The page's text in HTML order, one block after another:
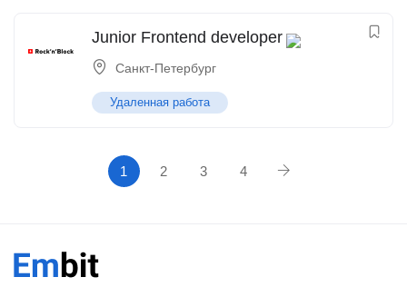
Junior Frontend developer
Санкт-Петербург
Удаленная работа
1 2 3 4